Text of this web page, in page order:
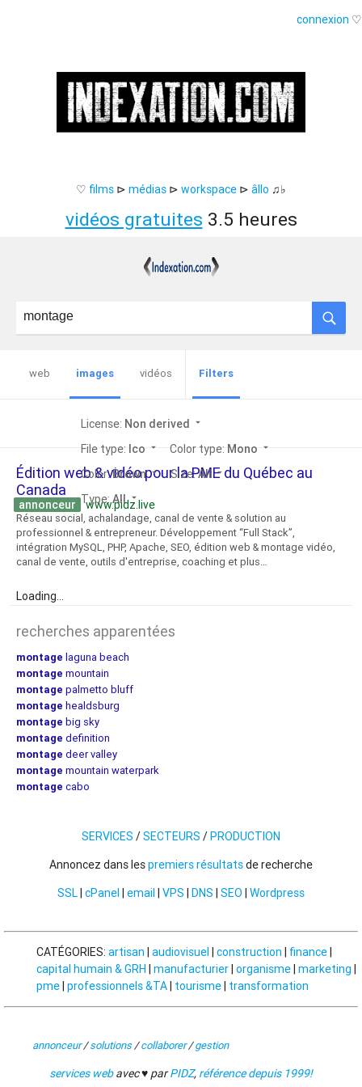
connexion ♡
♡ films ⊳ médias ⊳ workspace ⊳ âllo ♫♭
vidéos gratuites 3.5 heures
web images vidéos Filters
License: Non derived arrow_drop_down
File type: Ico arrow_drop_down Color type: Mono arrow_drop_down
Color:Brown arrow_drop_down Size:All arrow_drop_down
Type:All arrow_drop_down
Édition web & vidéo pour la PME du Québec au
Canada
annonceur www.pidz.live
Réseau social, achalandage, canal de vente & solution au
professionnel & entrepreneur. Développement “Full Stack”,
intégration MySQL, PHP, Apache, SEO, édition web & montage vidéo,
canal de vente, outils d'entreprise, coaching et plus…
Loading...
recherches apparentées
montage laguna beach
montage mountain
montage palmetto bluff
montage healdsburg
montage big sky
montage definition
montage deer valley
montage mountain waterpark
montage cabo
SERVICES /SECTEURS /PRODUCTION
Annoncez dans lespremiers résultatsde recherche
SSL| cPanel | email | VPS | DNS | SEO | Wordpress
CATÉGORIES: artisan | audiovisuel | construction | finance|
capital humain & GRH | manufacturier| organisme| marketing |
pme| professionnels &TA| tourisme| transformation
annonceur/solutions/collaborer/gestion
services webavec ♥ parPIDZ, référence depuis 1999!